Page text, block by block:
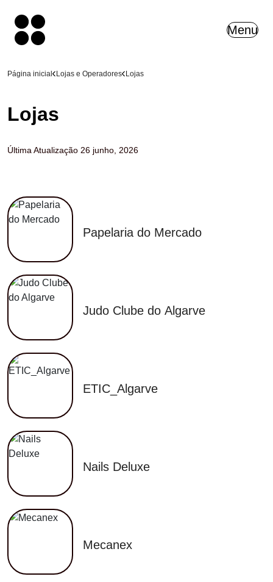
Menu
Mobilidade
2025
Traduzidopor Google
Página inicial Lojas e Operadores Lojas
Lojas
Última Atualização 26 junho, 2026
Papelaria do Mercado
Judo Clube do Algarve
ETIC_Algarve
Nails Deluxe
Mecanex